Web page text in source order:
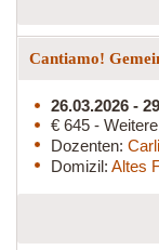
Cantiamo!
26.03.2026 -
€ 645 -
Dozenten:
Domizil: Altes